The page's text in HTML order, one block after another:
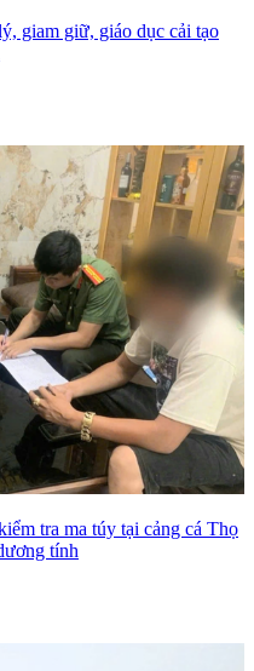
giam giữ, giáo dục cải tạo
tra ma túy tại cảng cá Thọ
tính